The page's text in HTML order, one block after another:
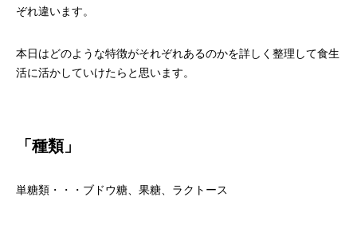
ぞれ違います。
本日はどのような特徴がそれぞれあるのかを詳しく整理して食生
活に活かしていけたらと思います。
「種類」
単糖類・・・ブドウ糖、果糖、ラクトース